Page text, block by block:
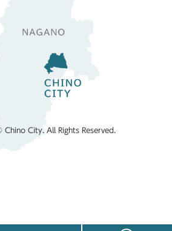
City. All Rights Reserved.